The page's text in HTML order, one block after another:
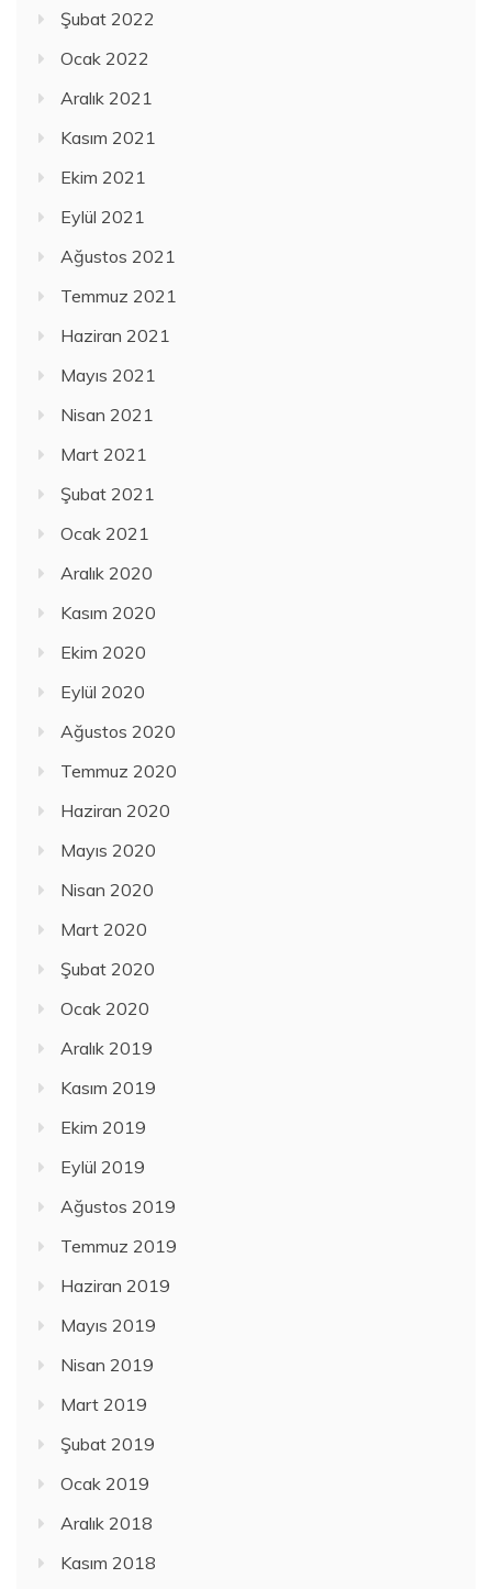
Şubat 2022
Ocak 2022
Aralık 2021
Kasım 2021
Ekim 2021
Eylül 2021
Ağustos 2021
Temmuz 2021
Haziran 2021
Mayıs 2021
Nisan 2021
Mart 2021
Şubat 2021
Ocak 2021
Aralık 2020
Kasım 2020
Ekim 2020
Eylül 2020
Ağustos 2020
Temmuz 2020
Haziran 2020
Mayıs 2020
Nisan 2020
Mart 2020
Şubat 2020
Ocak 2020
Aralık 2019
Kasım 2019
Ekim 2019
Eylül 2019
Ağustos 2019
Temmuz 2019
Haziran 2019
Mayıs 2019
Nisan 2019
Mart 2019
Şubat 2019
Ocak 2019
Aralık 2018
Kasım 2018